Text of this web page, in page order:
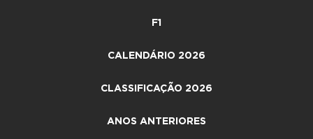
F1
CALENDÁRIO 2026
CLASSIFICAÇÃO 2026
ANOS ANTERIORES